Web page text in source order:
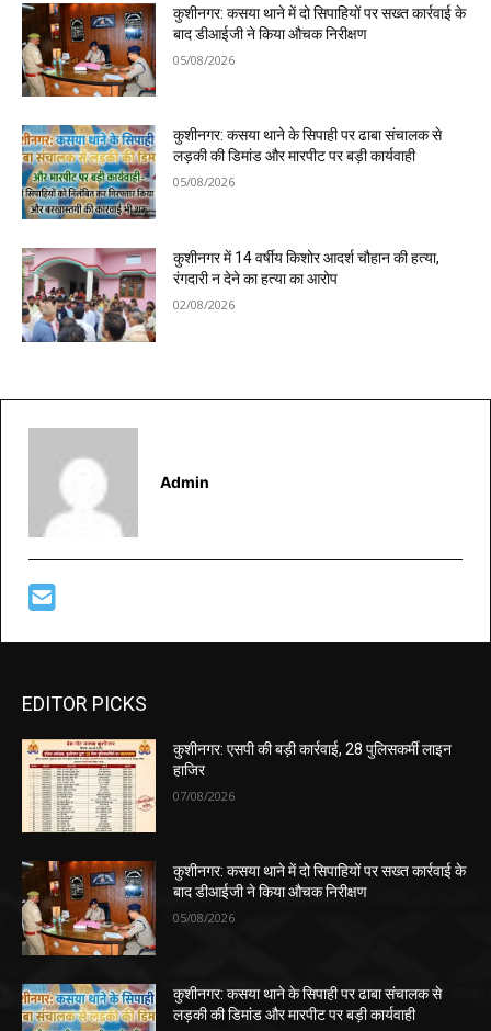
कुशीनगर: कसया थाने में दो सिपाहियों पर सख्त कार्रवाई के
बाद डीआईजी ने किया औचक निरीक्षण
05/08/2026
कुशीनगर: कसया थाने के सिपाही पर ढाबा संचालक से
लड़की की डिमांड और मारपीट पर बड़ी कार्यवाही
05/08/2026
कुशीनगर में 14 वर्षीय किशोर आदर्श चौहान की हत्या,
रंगदारी न देने का हत्या का आरोप
02/08/2026
Admin
EDITOR PICKS
कुशीनगर: एसपी की बड़ी कार्रवाई, 28 पुलिसकर्मी लाइन
हाजिर
07/08/2026
कुशीनगर: कसया थाने में दो सिपाहियों पर सख्त कार्रवाई के
बाद डीआईजी ने किया औचक निरीक्षण
05/08/2026
कुशीनगर: कसया थाने के सिपाही पर ढाबा संचालक से
लड़की की डिमांड और मारपीट पर बड़ी कार्यवाही